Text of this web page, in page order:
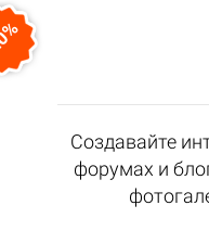
Создавайте
форумах и